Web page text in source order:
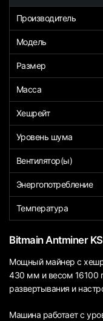
Производитель
Модель
Размер
Масса
Хешрейт
Уровень шума
Вентилятор(ы)
Энергопотребление
Температура
Bitmain Antminer
Мощный майнер с
430 мм и весом 16100
развертывания и
Машина работает с